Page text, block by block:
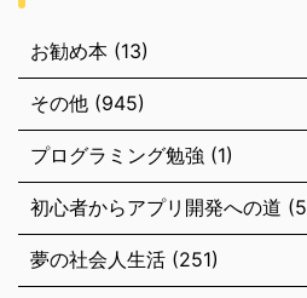
お勧め本 (13)
その他 (945)
プログラミング勉強 (1)
初心者からアプリ開発への道
夢の社会人生活 (251)